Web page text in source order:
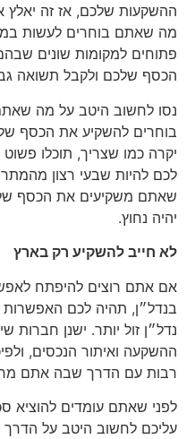
ההשקעות שלכם, אז זה יאלץ
מה שאתם בוחרים לעשות
פתוחים למקומות שונים שבהם
הכסף שלכם ולקבל תשואה
נסו לחשוב היטב על מה שאתם
בוחרים להשקיע את הכסף
יקרה כמו שצריך, תוכלו פשוט
לכם להיות שבעי רצון
שאתם משקיעים את הכסף שלכם
יהיה נחוץ.
לא חייב להשקיע רק בארץ
אם אתם רוצים להיפתח
בנדל״ן, תהיה לכם האפשרות
נדל״ן זול יותר. ישנן חברות
ההשקעה ואיתור הנכסים,
רבות עם הדרך שבה אתם
לפני שאתם עומדים להוציא
עליכם לחשוב היטב על הדרך